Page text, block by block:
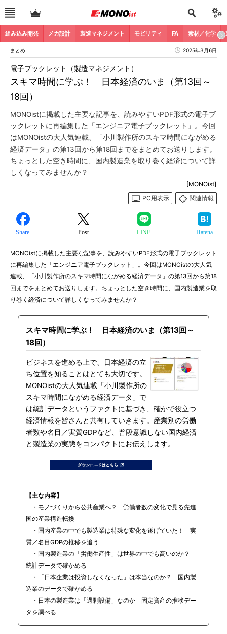
組み込み開発 メカ設計 製造マネジメント モビリティ FA 素材／化学
まとめ 2025年3月6日
スキマ時間に学ぶ！ 日本経済のいま（第13回～
18回）
電子ブックレット（製造マネジメント）
MONOistに掲載した主要な記事を、読みやすいPDF形式の電子ブ
ックレットに再編集した「エンジニア電子ブックレット」。今回
はMONOistの大人気連載、「小川製作所のスキマ時間にながめる
経済データ」の第13回から第18回までをまとめてお送りします。
ちょっとした空き時間に、国内製造業を取り巻く経済について詳
しくなってみませんか？
[MONOist]
PC用表示
関連情報
Share Post LINE Hatena
MONOistに掲載した主要な記事を、読みやすいPDF形式の電子ブックレット
に再編集した「エンジニア電子ブックレット」。今回はMONOistの大人気
連載、「小川製作所のスキマ時間にながめる経済データ」の第13回から第18
回までをまとめてお送りします。ちょっとした空き時間に、国内製造業を取
り巻く経済について詳しくなってみませんか？
スキマ時間に学ぶ！ 日本経済のいま（第13回～
18回）
ビジネスを進める上で、日本経済の立
ち位置を知ることはとても大切です。
MONOistの大人気連載「小川製作所の
スキマ時間にながめる経済データ」で
は統計データというファクトに基づき、確かで役立つ
経済情報を皆さんと共有していきます。産業別の労働
者数や名目／実質GDPなど、普段意識しない国内経済
と製造業の実態をコンパクトにお伝えします。
【主な内容】
・モノづくりから公共産業へ？ 労働者数の変化で見る先進
国の産業構造転換
・国内産業の中でも製造業は特殊な変化を遂げていた！ 実
質／名目GDPの推移を追う
・国内製造業の「労働生産性」は世界の中でも高いのか？
統計データで確かめる
・「日本企業は投資しなくなった」は本当なのか？ 国内製
造業のデータで確かめる
・日本の製造業は「過剰設備」なのか 固定資産の推移デー
タを調べる